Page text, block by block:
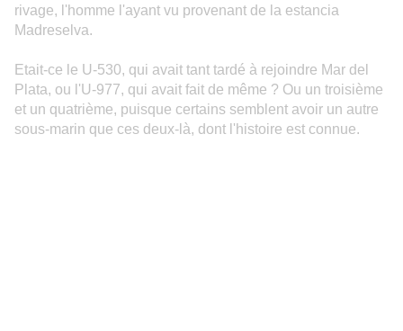
rivage, l'homme l'ayant vu provenant de la estancia
Madreselva.
Etait-ce le U-530, qui avait tant tardé à rejoindre Mar del
Plata, ou l'U-977, qui avait fait de même ? Ou un troisième
et un quatrième, puisque certains semblent avoir un autre
sous-marin que ces deux-là, dont l'histoire est connue.